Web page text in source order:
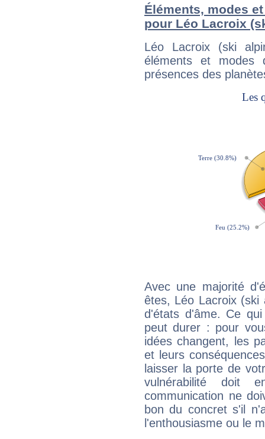
Éléments, modes
pour Léo Lacroix
Léo Lacroix (ski
éléments et modes
présences des
Avec une majorité
êtes, Léo Lacroix (ski
d'états d'âme. Ce
peut durer : pour
idées changent, les
et leurs
laisser la porte de
vulnérabilité doit
communication ne
bon du concret s'il
l'enthousiasme ou le